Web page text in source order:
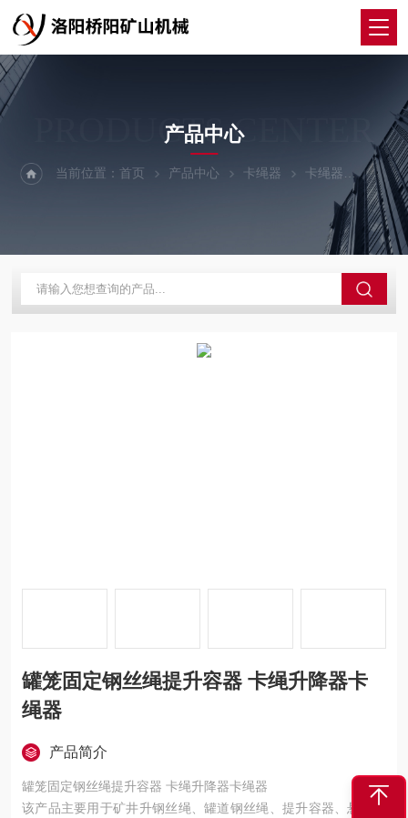
PRODUCTS CENTER
产品中心
当前位置：首页 产品中心 卡绳器 卡绳器 罐笼
罐笼固定钢丝绳提升容器 卡绳升降器卡
绳器
产品简介
罐笼固定钢丝绳提升容器 卡绳升降器卡绳器
该产品主要用于矿井升钢丝绳、罐道钢丝绳、提升容器、悬挂装